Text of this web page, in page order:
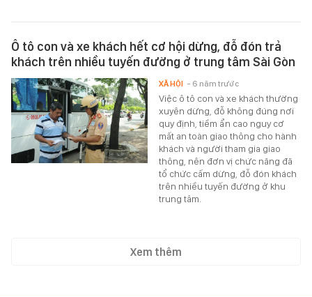
Ô tô con và xe khách hết cơ hội dừng, đỗ đón trả
khách trên nhiều tuyến đường ở trung tâm Sài Gòn
Việc ô tô con và xe khách thường
xuyên dừng, đỗ không đúng nơi
quy định, tiềm ẩn cao nguy cơ
mất an toàn giao thông cho hành
khách và người tham gia giao
thông, nên đơn vị chức năng đã
tổ chức cấm dừng, đỗ đón khách
trên nhiều tuyến đường ở khu
trung tâm.
XÃ HỘI - 6 năm trước
Xem thêm